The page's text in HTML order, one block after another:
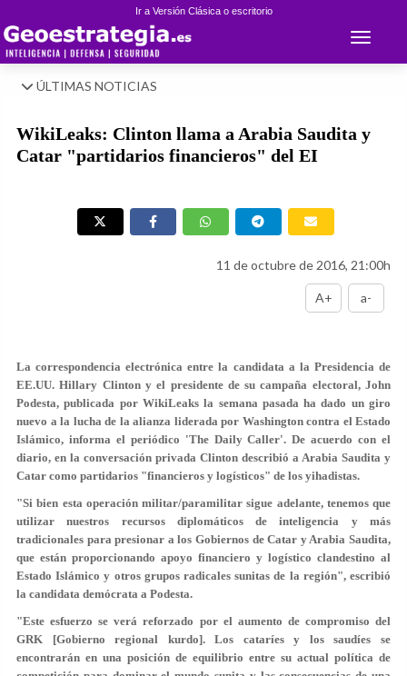
Ir a Versión Clásica o escritorio
Toggle
ÚLTIMAS NOTICIAS
WikiLeaks: Clinton llama a Arabia Saudita y
Catar "partidarios financieros" del EI
11 de octubre de 2016, 21:00h
A+ a-
La correspondencia electrónica entre la candidata a la Presidencia de
EE.UU. Hillary Clinton y el presidente de su campaña electoral, John
Podesta, publicada por WikiLeaks la semana pasada ha dado un giro
nuevo a la lucha de la alianza liderada por Washington contra el Estado
Islámico, informa el periódico 'The Daily Caller'. De acuerdo con el
diario, en la conversación privada Clinton describió a Arabia Saudita y
Catar como partidarios "financieros y logísticos" de los yihadistas.
"Si bien esta operación militar/paramilitar sigue adelante, tenemos que
utilizar nuestros recursos diplomáticos de inteligencia y más
tradicionales para presionar a los Gobiernos de Catar y Arabia Saudita,
que están proporcionando apoyo financiero y logístico clandestino al
Estado Islámico y otros grupos radicales sunitas de la región", escribió
la candidata demócrata a Podesta.
"Este esfuerzo se verá reforzado por el aumento de compromiso del
GRK [Gobierno regional kurdo]. Los cataríes y los saudíes se
encontrarán en una posición de equilibrio entre su actual política de